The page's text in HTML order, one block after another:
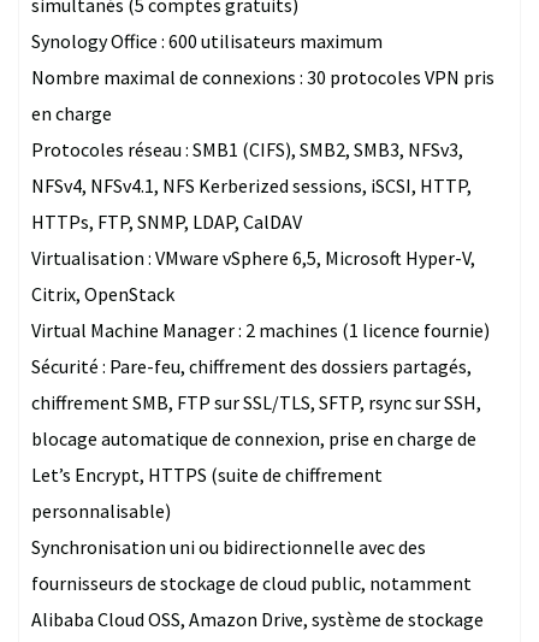
simultanés (5 comptes gratuits)
Synology Office : 600 utilisateurs maximum
Nombre maximal de connexions : 30 protocoles VPN pris
en charge
Protocoles réseau : SMB1 (CIFS), SMB2, SMB3, NFSv3,
NFSv4, NFSv4.1, NFS Kerberized sessions, iSCSI, HTTP,
HTTPs, FTP, SNMP, LDAP, CalDAV
Virtualisation : VMware vSphere 6,5, Microsoft Hyper-V,
Citrix, OpenStack
Virtual Machine Manager : 2 machines (1 licence fournie)
Sécurité : Pare-feu, chiffrement des dossiers partagés,
chiffrement SMB, FTP sur SSL/TLS, SFTP, rsync sur SSH,
blocage automatique de connexion, prise en charge de
Let’s Encrypt, HTTPS (suite de chiffrement
personnalisable)
Synchronisation uni ou bidirectionnelle avec des
fournisseurs de stockage de cloud public, notamment
Alibaba Cloud OSS, Amazon Drive, système de stockage